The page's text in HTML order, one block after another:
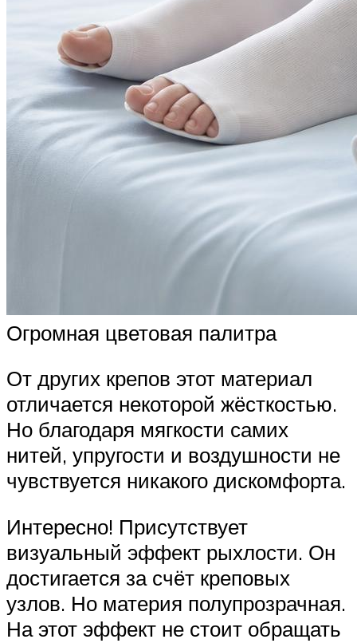
Огромная цветовая палитра
От других крепов этот материал
отличается некоторой жёсткостью.
Но благодаря мягкости самих
нитей, упругости и воздушности не
чувствуется никакого дискомфорта.
Интересно! Присутствует
визуальный эффект рыхлости. Он
достигается за счёт креповых
узлов. Но материя полупрозрачная.
На этот эффект не стоит обращать